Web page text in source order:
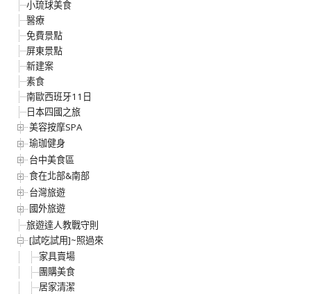
小琉球美食
醫療
免費景點
屏東景點
新建案
素食
南歐西班牙11日
日本四國之旅
美容按摩SPA
瑜珈健身
台中美食區
食在北部&南部
台灣旅遊
國外旅遊
旅遊達人教戰守則
[試吃試用]~照過來
家具賣場
團購美食
居家清潔